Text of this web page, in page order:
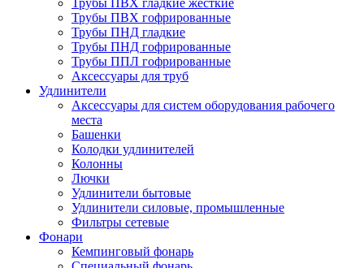
Трубы ПВХ гладкие жесткие
Трубы ПВХ гофрированные
Трубы ПНД гладкие
Трубы ПНД гофрированные
Трубы ППЛ гофрированные
Аксессуары для труб
Удлинители
Аксессуары для систем оборудования рабочего
места
Башенки
Колодки удлинителей
Колонны
Лючки
Удлинители бытовые
Удлинители силовые, промышленные
Фильтры сетевые
Фонари
Кемпинговый фонарь